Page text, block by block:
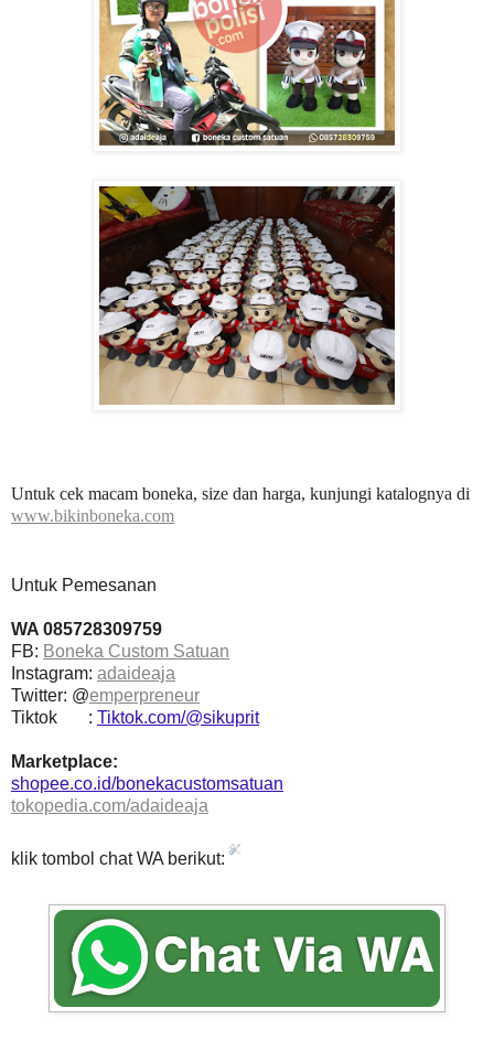
Untuk cek macam boneka, size dan harga, kunjungi katalognya di
www.bikinboneka.com
Untuk Pemesanan
WA 085728309759
FB: Boneka Custom Satuan
Instagram: adaideaja
Twitter: @emperpreneur
Tiktok : Tiktok.com/@sikuprit
Marketplace:
shopee.co.id/bonekacustomsatuan
tokopedia.com/adaideaja
klik tombol chat WA berikut: